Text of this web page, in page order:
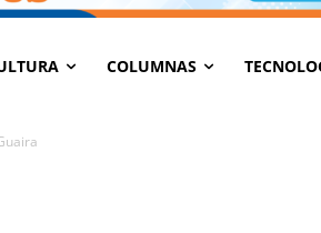
COLUMNAS